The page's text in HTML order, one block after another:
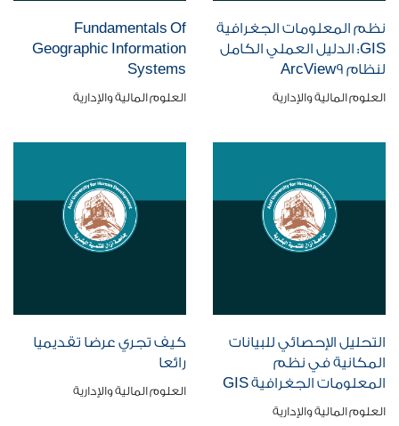
نظم المعلومات الجغرافية
GIS: الدليل العملي الكامل
لنظام ArcView9
العلوم المالية والإدارية
Fundamentals Of
Geographic Information
Systems
العلوم المالية والإدارية
التحليل الإحصائي للبيانات
المكانية في نظم
المعلومات الجغرافية GIS
العلوم المالية والإدارية
كيف تجري عرضا تقديميا
رائعا
العلوم المالية والإدارية